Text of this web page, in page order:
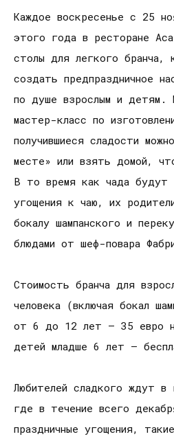
Каждое воскресенье с 25
этого года в ресторане
столы для легкого бранча,
создать предпраздничное
по душе взрослым и детям.
мастер-класс по
получившиеся сладости
месте» или взять домой,
В то время как чада будут
угощения к чаю, их
бокалу шампанского и
блюдами от шеф-повара
Стоимость бранча для
человека (включая бокал
от 6 до 12 лет – 35 евро
детей младше 6 лет –
Любителей сладкого ждут
где в течение всего
праздничные угощения,